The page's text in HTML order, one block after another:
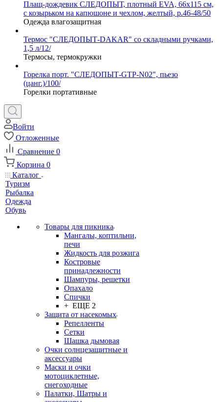
Плащ-дождевик СЛЕДОПЫТ, плотный EVA, 66х115 см,
с козырьком на капюшоне и чехлом, желтый, р.46-48/50
Одежда влагозащитная
Термос "СЛЕДОПЫТ-DAKAR" со складными ручками,
1,5 л/12/
Термосы, термокружки
Горелка порт. "СЛЕДОПЫТ-GTP-N02", пьезо
(цанг.)/100/
Горелки портативные
Войти
Отложенные
Сравнение 0
Корзина 0
Каталог
Туризм
Рыбалка
Одежда
Обувь
Товары для пикника
Мангалы, коптильни,
печи
Жидкость для розжига
Костровые
принадлежности
Шампуры, решетки
Опахало
Спички
+ ЕЩЕ 2
Защита от насекомых
Репелленты
Сетки
Шашка дымовая
Очки солнцезащитные и
аксессуары
Маски и очки
мотоциклетные,
снегоходные
Палатки, Шатры и